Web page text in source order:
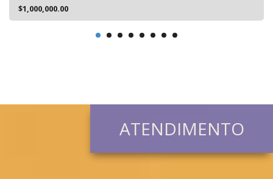
$1,000,000.00
ATENDIMENTO